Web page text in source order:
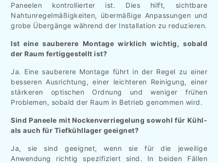
Paneelen kontrollierter ist. Dies hilft, sichtbare
Nahtunregelmäßigkeiten, übermäßige Anpassungen und
grobe Übergänge während der Installation zu reduzieren.
Ist eine sauberere Montage wirklich wichtig, sobald
der Raum fertiggestellt ist?
Ja. Eine sauberere Montage führt in der Regel zu einer
besseren Ausrichtung, einer leichteren Reinigung, einer
stärkeren optischen Ordnung und weniger frühen
Problemen, sobald der Raum in Betrieb genommen wird.
Sind Paneele mit Nockenverriegelung sowohl für Kühl-
als auch für Tiefkühllager geeignet?
Ja, sie sind geeignet, wenn sie für die jeweilige
Anwendung richtig spezifiziert sind. In beiden Fällen